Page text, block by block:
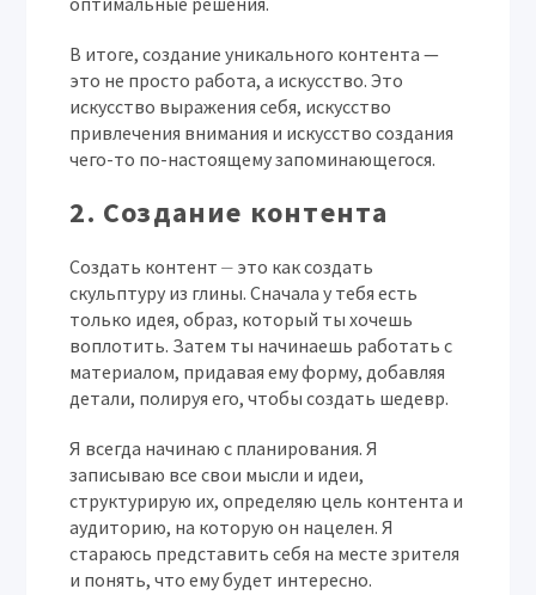
В итоге, создание уникального контента —
это не просто работа, а искусство. Это
искусство выражения себя, искусство
привлечения внимания и искусство создания
чего-то по-настоящему запоминающегося.
2. Создание контента
Создать контент ⏤ это как создать
скульптуру из глины. Сначала у тебя есть
только идея, образ, который ты хочешь
воплотить. Затем ты начинаешь работать с
материалом, придавая ему форму, добавляя
детали, полируя его, чтобы создать шедевр.
Я всегда начинаю с планирования. Я
записываю все свои мысли и идеи,
структурирую их, определяю цель контента и
аудиторию, на которую он нацелен. Я
стараюсь представить себя на месте зрителя
и понять, что ему будет интересно.